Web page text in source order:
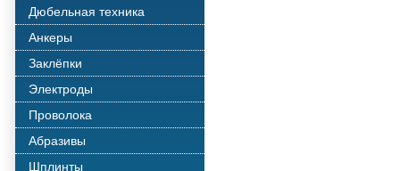
Дюбельная техника
Анкеры
Заклёпки
Электроды
Проволока
Абразивы
Шплинты